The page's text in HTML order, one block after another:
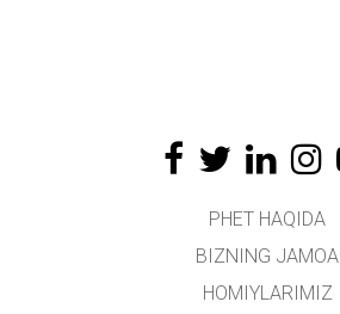
PHET HAQIDA
BIZNING JAMOA
HOMIYLARIMIZ